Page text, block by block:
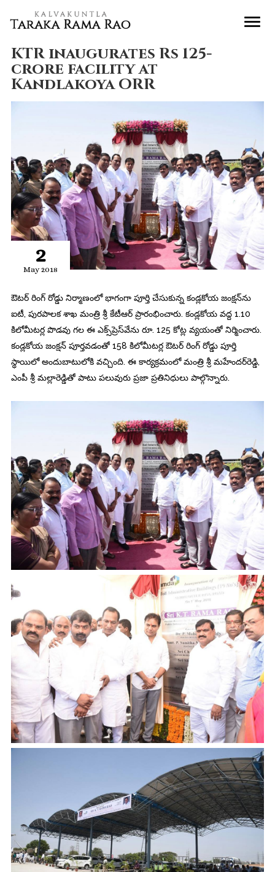
KTR inaugurates Rs 125-
crore facility at
Kandlakoya ORR
2
May 2018
ఔటర్ రింగ్ రోడ్డు నిర్మాణంలో భాగంగా పూర్తి చేసుకున్న కండ్లకోయ జంక్షన్‌ను
ఐటీ, పురపాలక శాఖ మంత్రి శ్రీ కేటీఆర్ ప్రారంభించారు. కండ్లకోయ వద్ద 1.10
కిలోమీటర్ల పొడవు గల ఈ ఎక్స్‌ప్రెస్‌వేను రూ. 125 కోట్ల వ్యయంతో నిర్మించారు.
కండ్లకోయ జంక్షన్ పూర్తవడంతో 158 కిలోమీటర్ల ఔటర్ రింగ్ రోడ్డు పూర్తి
స్థాయిలో అందుబాటులోకి వచ్చింది. ఈ కార్యక్రమంలో మంత్రి శ్రీ మహేందర్‌రెడ్డి,
ఎంపీ శ్రీ మల్లారెడ్డితో పాటు పలువురు ప్రజా ప్రతినిధులు పాల్గొన్నారు.